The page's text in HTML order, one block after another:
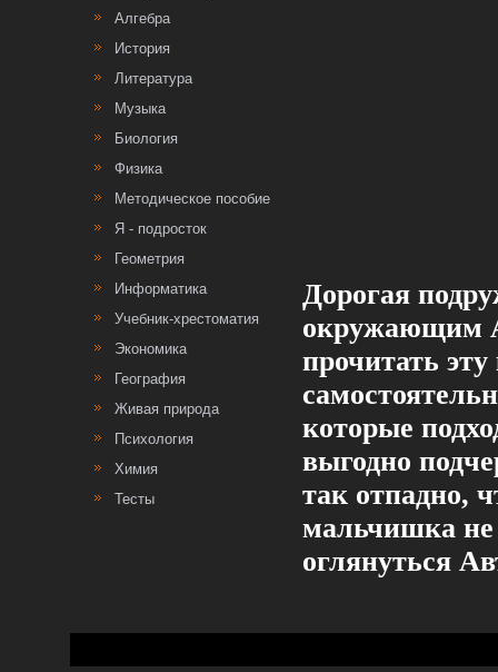
Алгебра
История
Литература
Музыка
Биология
Физика
Методическое пособие
Я - подросток
Геометрия
Информатика
Учебник-хрестоматия
Экономика
География
Живая природа
Психология
Химия
Тесты
Дорогая
окружающим А
прочитать
которые
выгодно
так отпадно,
мальчишка не
оглянуться